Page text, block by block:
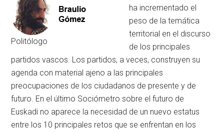
Politólogo
ha incrementado el
peso de la temática
territorial en el discurso
de los principales
partidos vascos. Los partidos, a veces, construyen su
agenda con material ajeno a las principales
preocupaciones de los ciudadanos de presente y de
futuro. En el último Sociómetro sobre el futuro de
Euskadi no aparece la necesidad de un nuevo estatus
entre los 10 principales retos que se enfrentan en los